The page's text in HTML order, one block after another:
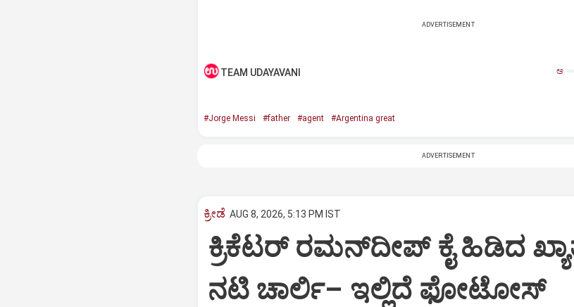
ADVERTISEMENT
TEAM UDAYAVANI ಅ
#Jorge Messi #father #agent #Argentina great
ADVERTISEMENT
ಕ್ರೀಡೆ AUG 8, 2026, 5:13 PM IST
ಕ್ರಿಕೆಟರ್‌ ರಮನ್‌ದೀಪ್‌ ಕೈ ಹಿಡಿದ
ನಟಿ ಚಾರ್ಲಿ– ಇಲ್ಲಿದೆ ಫೋಟೋಸ್